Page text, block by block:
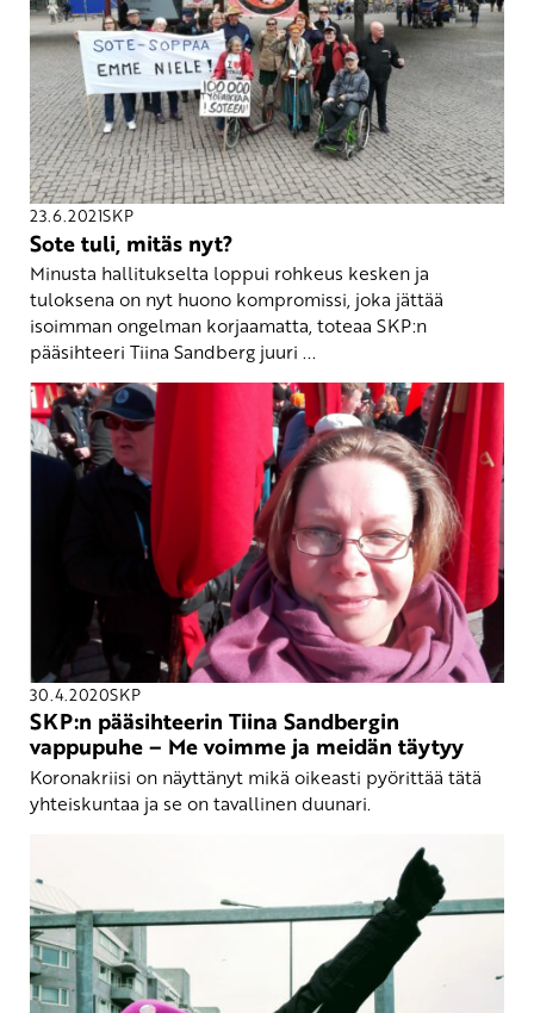
23.6.2021SKP
Sote tuli, mitäs nyt?
Minusta hallitukselta loppui rohkeus kesken ja
tuloksena on nyt huono kompromissi, joka jättää
isoimman ongelman korjaamatta, toteaa SKP:n
pääsihteeri Tiina Sandberg juuri ...
30.4.2020SKP
SKP:n pääsihteerin Tiina Sandbergin
vappupuhe – Me voimme ja meidän täytyy
Koronakriisi on näyttänyt mikä oikeasti pyörittää tätä
yhteiskuntaa ja se on tavallinen duunari.